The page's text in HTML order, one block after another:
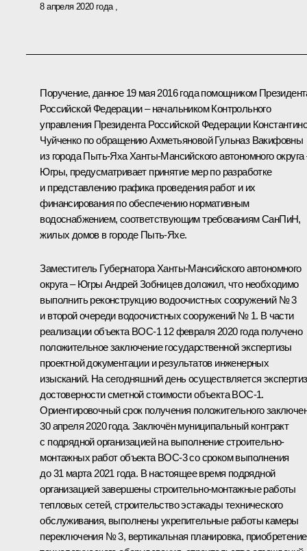
8 апреля 2020 года
Поручение, данное 19 мая 2016 года помощником
Российской Федерации – начальником Контрольного
управления Президента Российской Федерации
Чуйченко по обращению Ахметьяновой Гульназ Вакифовны
из города Пыть-Яха Ханты-Мансийского автономного округа
Югры, предусматривает принятие мер по разработке
и представлению графика проведения работ и их
финансирования по обеспечению нормативным
водоснабжением, соответствующим требованиям СанПиН,
жилых домов в городе Пыть-Яхе.
Заместитель Губернатора Ханты-Мансийского автономного
округа – Югры Андрей Зобницев доложил, что необходимо
выполнить реконструкцию водоочистных сооружений № 3
и второй очереди водоочистных сооружений № 1. В части
реализации объекта ВОС-1 12 февраля 2020 года получено
положительное заключение государственной экспертизы
проектной документации и результатов инженерных
изысканий. На сегодняшний день осуществляется
достоверности сметной стоимости объекта ВОС-1.
Ориентировочный срок получения положительного
30 апреля 2020 года. Заключён муниципальный контракт
с подрядной организацией на выполнение строительно-
монтажных работ объекта ВОС-3 со сроком выполнения
до 31 марта 2021 года. В настоящее время подрядной
организацией завершены строительно-монтажные работы
тепловых сетей, строительство эстакады технического
обслуживания, выполнены укрепительные работы камеры
переключения № 3, вертикальная планировка, приобретение